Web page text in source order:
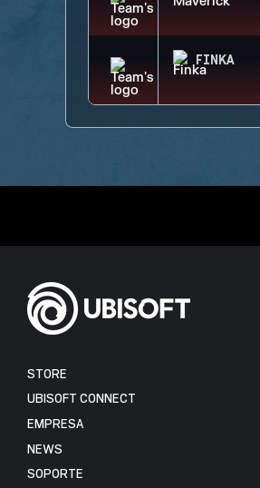
FINKA
STORE
UBISOFT CONNECT
EMPRESA
NEWS
SOPORTE